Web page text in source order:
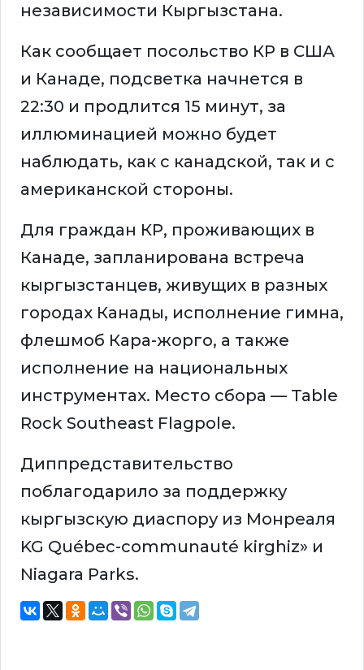
независимости Кыргызстана.
Как сообщает посольство КР в США
и Канаде, подсветка начнется в
22:30 и продлится 15 минут, за
иллюминацией можно будет
наблюдать, как с канадской, так и с
американской стороны.
Для граждан КР, проживающих в
Канаде, запланирована встреча
кыргызстанцев, живущих в разных
городах Канады, исполнение гимна,
флешмоб Кара-жорго, а также
исполнение на национальных
инструментах. Место сбора — Table
Rock Southeast Flagpole.
Диппредставительство
поблагодарило за поддержку
кыргызскую диаспору из Монреаля
KG Québec-communauté kirghiz» и
Niagara Parks.